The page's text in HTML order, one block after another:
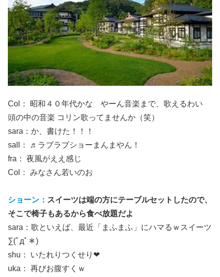
Col： 昭和４０年代かな やーん音楽まで、歌えるわい
頭の中の音楽 コリン歌ってませんか（笑）
sara：か、書けた！！！
sall： ♬ラブラブショーまんまやん！
fra： 夜風がええ感じ
Col： みなさん若いのお
ショーン： スイーツは端の方にテーブルセットしたので、
そこで椅子もあるから食べ放題だよ
sara：歌といえば、最近「まふまふ」にハマるｗスイーツ
∑(ﾟдﾟ＊)
shu： いたれりつくせり❤
uka： 再びお腹すくｗ